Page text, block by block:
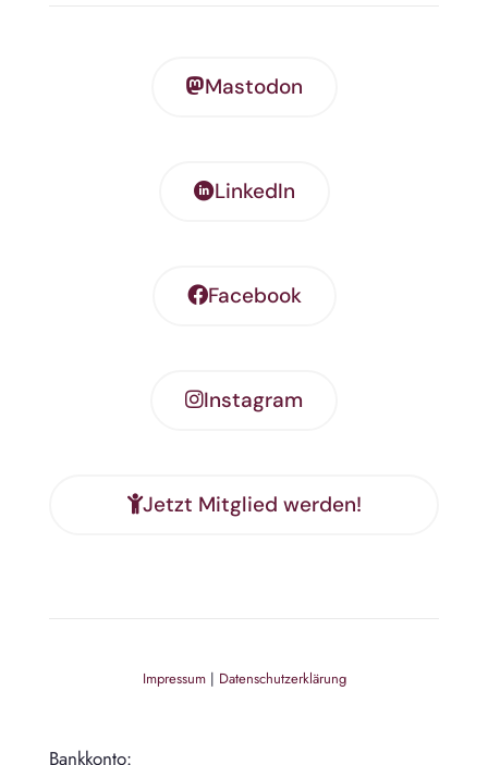
Mastodon
LinkedIn
Facebook
Instagram
Jetzt Mitglied werden!
Impressum| Datenschutzerklärung
Bankkonto: